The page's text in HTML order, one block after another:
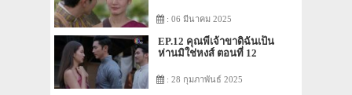
: 06 มีนาคม 2025
EP.12 คุณพี่เจ้าขาดิฉันเป็น
ห่านมิใช่หงส์ ตอนที่ 12
: 28 กุมภาพันธ์ 2025